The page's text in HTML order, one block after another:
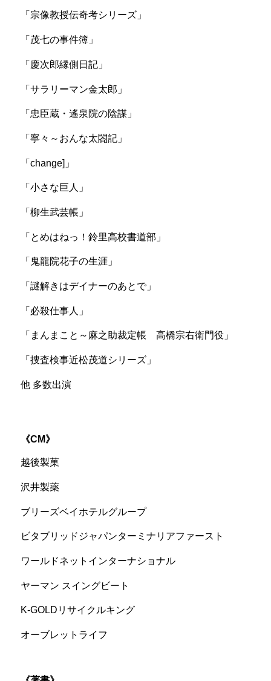
「宗像教授伝奇考シリーズ」
「茂七の事件簿」
「慶次郎縁側日記」
「サラリーマン金太郎」
「忠臣蔵・遙泉院の陰謀」
「寧々～おんな太閤記」
「change]」
「小さな巨人」
「柳生武芸帳」
「とめはねっ！鈴里高校書道部」
「鬼龍院花子の生涯」
「謎解きはデイナーのあとで」
「必殺仕事人」
「まんまこと～麻之助裁定帳 高橋宗右衛門役」
「捜査検事近松茂道シリーズ」
他 多数出演
CM
越後製菓
沢井製薬
ブリーズベイホテルグループ
ビタブリッドジャパンターミナリアファースト
ワールドネットインターナショナル
ヤーマン スイングビート
K-GOLDリサイクルキング
オーブレットライフ